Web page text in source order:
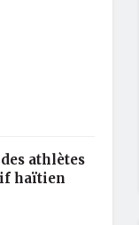
athlètes
haïtien